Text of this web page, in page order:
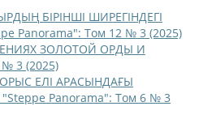
БІРІНШІ ШИРЕГІНДЕГІ
Panorama": Том 12 № 3 (2025)
ЗОЛОТОЙ ОРДЫ И
3 (2025)
ЕЛІ АРАСЫНДАҒЫ
"Steppe Panorama": Том 6 № 3